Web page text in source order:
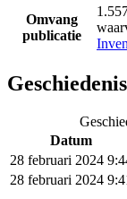
Omvang
publicatie
Datum
28 februari 2024
28 februari 2024